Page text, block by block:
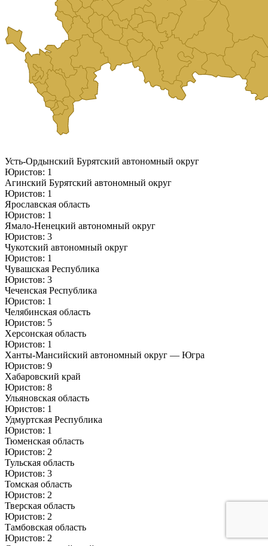
Усть-Ордынский Бурятский автономный округ
Юристов: 1
Агинский Бурятский автономный округ
Юристов: 1
Ярославская область
Юристов: 1
Ямало-Ненецкий автономный округ
Юристов: 3
Чукотский автономный округ
Юристов: 1
Чувашская Республика
Юристов: 3
Чеченская Республика
Юристов: 1
Челябинская область
Юристов: 5
Херсонская область
Юристов: 1
Ханты-Мансийский автономный округ — Югра
Юристов: 9
Хабаровский край
Юристов: 8
Ульяновская область
Юристов: 1
Удмуртская Республика
Юристов: 1
Тюменская область
Юристов: 2
Тульская область
Юристов: 3
Томская область
Юристов: 2
Тверская область
Юристов: 2
Тамбовская область
Юристов: 2